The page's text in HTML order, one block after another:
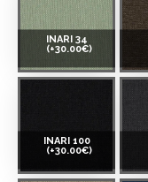
INARI 34
(+30.00€)
INARI 100
(+30.00€)